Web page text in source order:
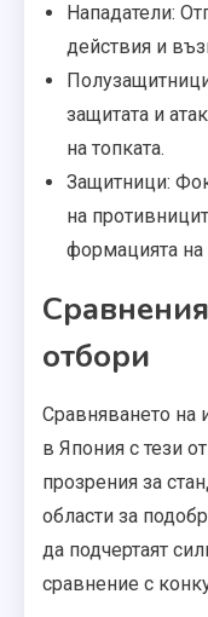
Нападатели:
действия и
защитата и
на топката.
Защитници:
на
формацията на
отбори
Сравняването на
в Япония с тези
прозрения за
области за
да подчертаят
сравнение с